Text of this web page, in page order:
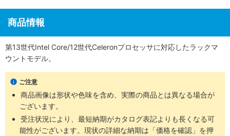
商品情報
第13世代Intel Core/12世代Celeronプロセッサに対応したラックマ
ウントモデル。
ご注意
商品画像は形状や色味を含め、実際の商品とは異なる場合が
ございます。
受注状況により、最短納期がカタログ表記よりも長くなる可
能性がございます。現状の詳細な納期は「価格を確認」を押